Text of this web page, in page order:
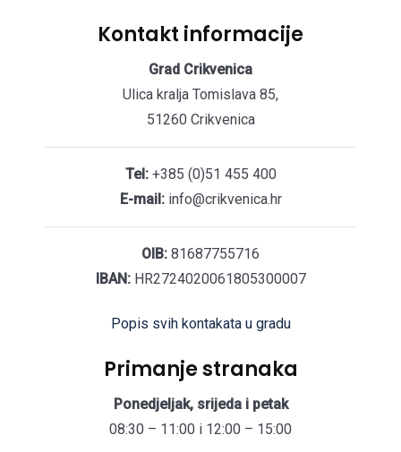
Kontakt informacije
Grad Crikvenica
Ulica kralja Tomislava 85,
51260 Crikvenica
Tel:+385 (0)51 455 400
E-mail:info@crikvenica.hr
OIB: 81687755716
IBAN:HR2724020061805300007
Popis svih kontakata u gradu
Primanje stranaka
Ponedjeljak, srijeda i petak
08:30 – 11:00 i 12:00 – 15:00